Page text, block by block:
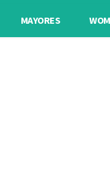
MAYORES